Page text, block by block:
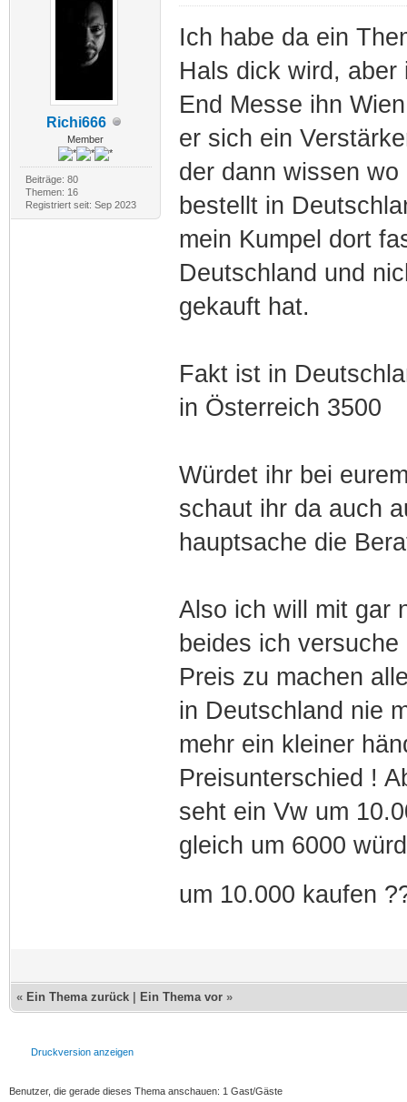
Richi666
Member
Beiträge: 80
Themen: 16
Registriert seit: Sep 2023
Ich habe da ein
Hals dick wird,
End Messe ihn
er sich ein
der dann wissen
bestellt in
mein Kumpel dort
Deutschland und
gekauft hat.
Fakt ist in
in Österreich 3500
Würdet ihr bei
schaut ihr da auch
hauptsache die
Also ich will mit gar
beides ich
Preis zu machen
in Deutschland nie
mehr ein kleiner
Preisunterschied !
seht ein Vw um
gleich um 6000
um 10.000 kaufen
« Ein Thema zurück Ein Thema vor »
Druckversion anzeigen
Benutzer, die gerade dieses Thema anschauen: 1 Gast/Gäste